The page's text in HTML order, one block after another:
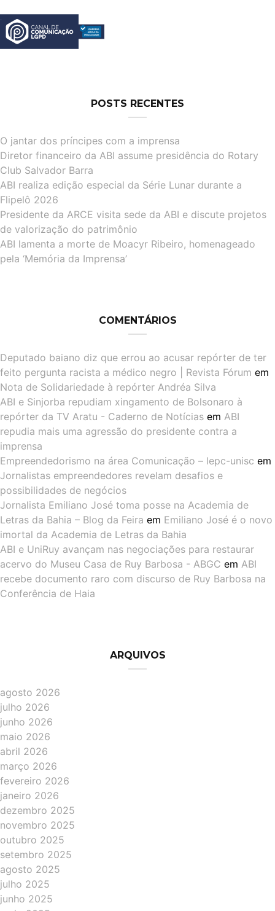
POSTS RECENTES
O jantar dos príncipes com a imprensa
Diretor financeiro da ABI assume presidência do Rotary
Club Salvador Barra
ABI realiza edição especial da Série Lunar durante a
Flipelô 2026
Presidente da ARCE visita sede da ABI e discute projetos
de valorização do patrimônio
ABI lamenta a morte de Moacyr Ribeiro, homenageado
pela ‘Memória da Imprensa’
COMENTÁRIOS
Deputado baiano diz que errou ao acusar repórter de ter
feito pergunta racista a médico negro | Revista Fórum em
Nota de Solidariedade à repórter Andréa Silva
ABI e Sinjorba repudiam xingamento de Bolsonaro à
repórter da TV Aratu - Caderno de Notícias em ABI
repudia mais uma agressão do presidente contra a
imprensa
Empreendedorismo na área Comunicação – lepc-unisc em
Jornalistas empreendedores revelam desafios e
possibilidades de negócios
Jornalista Emiliano José toma posse na Academia de
Letras da Bahia – Blog da Feira em Emiliano José é o novo
imortal da Academia de Letras da Bahia
ABI e UniRuy avançam nas negociações para restaurar
acervo do Museu Casa de Ruy Barbosa - ABGC em ABI
recebe documento raro com discurso de Ruy Barbosa na
Conferência de Haia
ARQUIVOS
agosto 2026
julho 2026
junho 2026
maio 2026
abril 2026
março 2026
fevereiro 2026
janeiro 2026
dezembro 2025
novembro 2025
outubro 2025
setembro 2025
agosto 2025
julho 2025
junho 2025